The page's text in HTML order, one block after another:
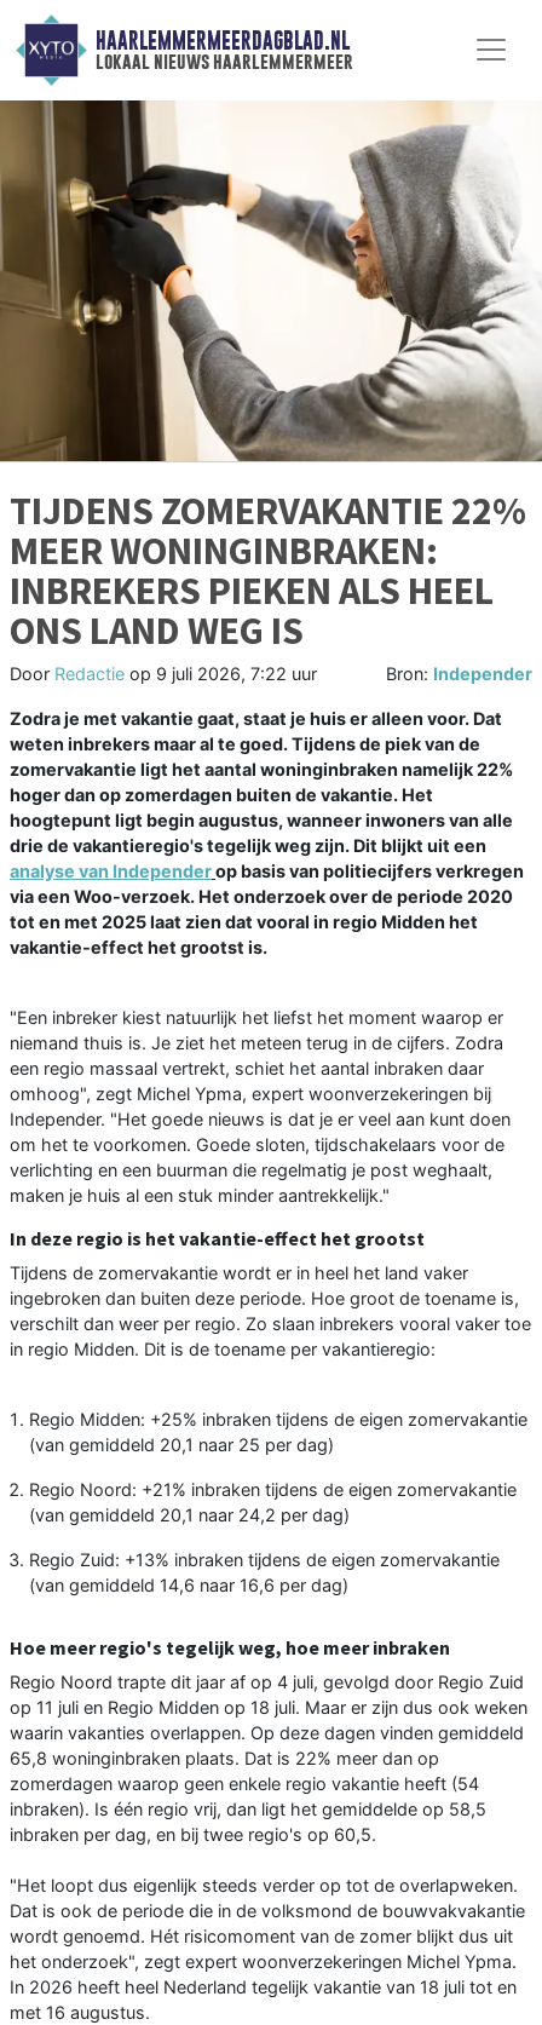
HAARLEMMERMEERDAGBLAD.NL
lokaal nieuws haarlemmermeer
TIJDENS ZOMERVAKANTIE 22%
MEER WONINGINBRAKEN:
INBREKERS PIEKEN ALS HEEL
ONS LAND WEG IS
Door Redactie op 9 juli 2026, 7:22 uur Bron: Independer
Zodra je met vakantie gaat, staat je huis er alleen voor. Dat
weten inbrekers maar al te goed. Tijdens de piek van de
zomervakantie ligt het aantal woninginbraken namelijk 22%
hoger dan op zomerdagen buiten de vakantie. Het
hoogtepunt ligt begin augustus, wanneer inwoners van alle
drie de vakantieregio's tegelijk weg zijn. Dit blijkt uit een
analyse van Independerop basis van politiecijfers verkregen
via een Woo-verzoek. Het onderzoek over de periode 2020
tot en met 2025 laat zien dat vooral in regio Midden het
vakantie-effect het grootst is.
"Een inbreker kiest natuurlijk het liefst het moment waarop er
niemand thuis is. Je ziet het meteen terug in de cijfers. Zodra
een regio massaal vertrekt, schiet het aantal inbraken daar
omhoog", zegt Michel Ypma, expert woonverzekeringen bij
Independer. "Het goede nieuws is dat je er veel aan kunt doen
om het te voorkomen. Goede sloten, tijdschakelaars voor de
verlichting en een buurman die regelmatig je post weghaalt,
maken je huis al een stuk minder aantrekkelijk."
In deze regio is het vakantie-effect het grootst
Tijdens de zomervakantie wordt er in heel het land vaker
ingebroken dan buiten deze periode. Hoe groot de toename is,
verschilt dan weer per regio. Zo slaan inbrekers vooral vaker toe
in regio Midden. Dit is de toename per vakantieregio:
Regio Midden: +25% inbraken tijdens de eigen zomervakantie
(van gemiddeld 20,1 naar 25 per dag)
Regio Noord: +21% inbraken tijdens de eigen zomervakantie
(van gemiddeld 20,1 naar 24,2 per dag)
Regio Zuid: +13% inbraken tijdens de eigen zomervakantie
(van gemiddeld 14,6 naar 16,6 per dag)
Hoe meer regio's tegelijk weg, hoe meer inbraken
Regio Noord trapte dit jaar af op 4 juli, gevolgd door Regio Zuid
op 11 juli en Regio Midden op 18 juli. Maar er zijn dus ook weken
waarin vakanties overlappen. Op deze dagen vinden gemiddeld
65,8 woninginbraken plaats. Dat is 22% meer dan op
zomerdagen waarop geen enkele regio vakantie heeft (54
inbraken). Is één regio vrij, dan ligt het gemiddelde op 58,5
inbraken per dag, en bij twee regio's op 60,5.
"Het loopt dus eigenlijk steeds verder op tot de overlapweken.
Dat is ook de periode die in de volksmond de bouwvakvakantie
wordt genoemd. Hét risicomoment van de zomer blijkt dus uit
het onderzoek", zegt expert woonverzekeringen Michel Ypma.
In 2026 heeft heel Nederland tegelijk vakantie van 18 juli tot en
met 16 augustus.